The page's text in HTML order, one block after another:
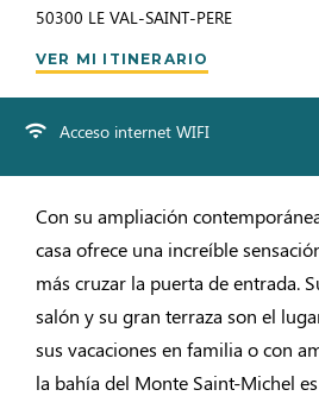
50300 LE VAL-SAINT-PERE
VER MI ITINERARIO
Acceso internet WIFI
Con su ampliación
casa ofrece una increíble
más cruzar la puerta de entrada.
salón y su gran terraza son el
sus vacaciones en familia o con
la bahía del Monte Saint-Michel